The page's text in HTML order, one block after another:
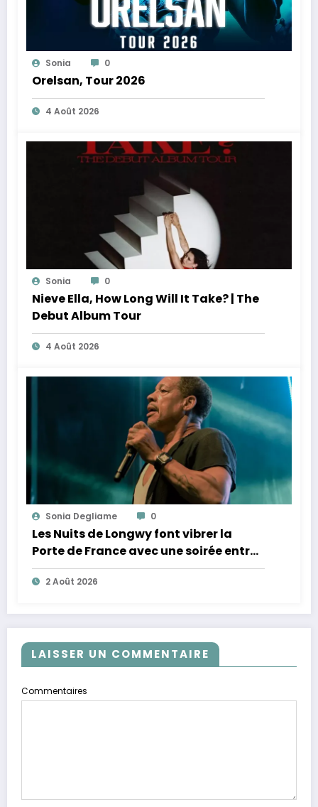
Sonia 0
Orelsan, Tour 2026
4 Août 2026
Sonia 0
Nieve Ella, How Long Will It Take? | The
Debut Album Tour
4 Août 2026
Sonia Degliame 0
Les Nuits de Longwy font vibrer la
Porte de France avec une soirée entre
découvertes et énergie reggae
2 Août 2026
LAISSER UN COMMENTAIRE
Commentaires